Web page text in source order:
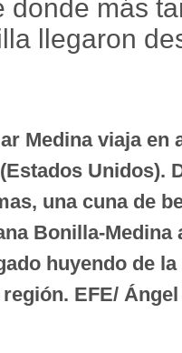
donde más
llegaron
Medina viaja
Unidos).
una cuna de
Bonilla-
huyendo de
EFE/